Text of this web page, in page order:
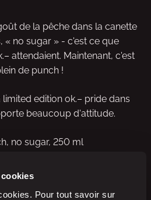
Pour tout savoir sur
de la pêche dans la canette
« no sugar » - c'est ce que
attendaient. Maintenant, c'est
de punch !
edition ok.– pride dans
beaucoup d'attitude.
no sugar, 250 ml
contenant de la